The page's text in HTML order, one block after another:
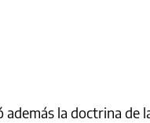
además la doctrina de